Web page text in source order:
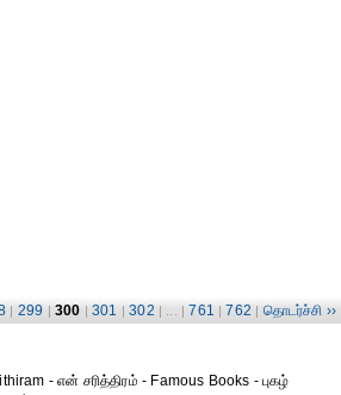
| 299 | 300 | 301 | 302 | ... | 761 | 762 | தொடர்ச்சி ››
- என் சரித்திரம் - Famous Books - புகழ்